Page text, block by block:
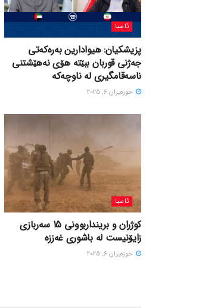
ئاسیا
پزیشکیان: هیوادارین بەرەکەتی
جەژنی قوربان ببێتە هۆی نەهێشتنی
ناسەقامگیری لە ناوچەکە
حوزه‌یران 6, 2025
ئاسیا
کوژران و برینداربوونی 15 سەربازی
زایۆنیست لە باشوری غەززە
حوزه‌یران 6, 2025